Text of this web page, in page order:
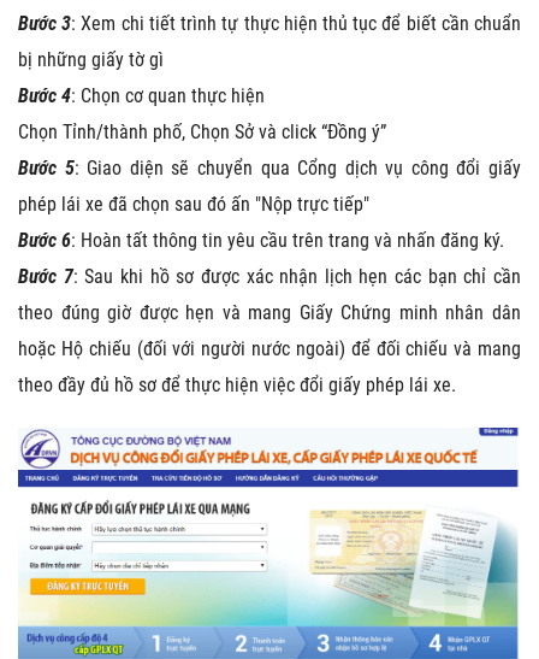
Bước 3: Xem chi tiết trình tự thực hiện thủ tục để biết cần chuẩn
bị những giấy tờ gì
Bước 4: Chọn cơ quan thực hiện
Chọn Tỉnh/thành phố, Chọn Sở và click “Đồng ý”
Bước 5: Giao diện sẽ chuyển qua Cổng dịch vụ công đổi giấy
phép lái xe đã chọn sau đó ấn "Nộp trực tiếp"
Bước 6: Hoàn tất thông tin yêu cầu trên trang và nhấn đăng ký.
Bước 7: Sau khi hồ sơ được xác nhận lịch hẹn các bạn chỉ cần
theo đúng giờ được hẹn và mang Giấy Chứng minh nhân dân
hoặc Hộ chiếu (đối với người nước ngoài) để đối chiếu và mang
theo đầy đủ hồ sơ để thực hiện việc đổi giấy phép lái xe.